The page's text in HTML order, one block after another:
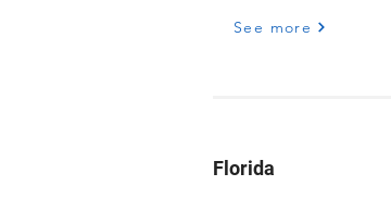
See more
Florida